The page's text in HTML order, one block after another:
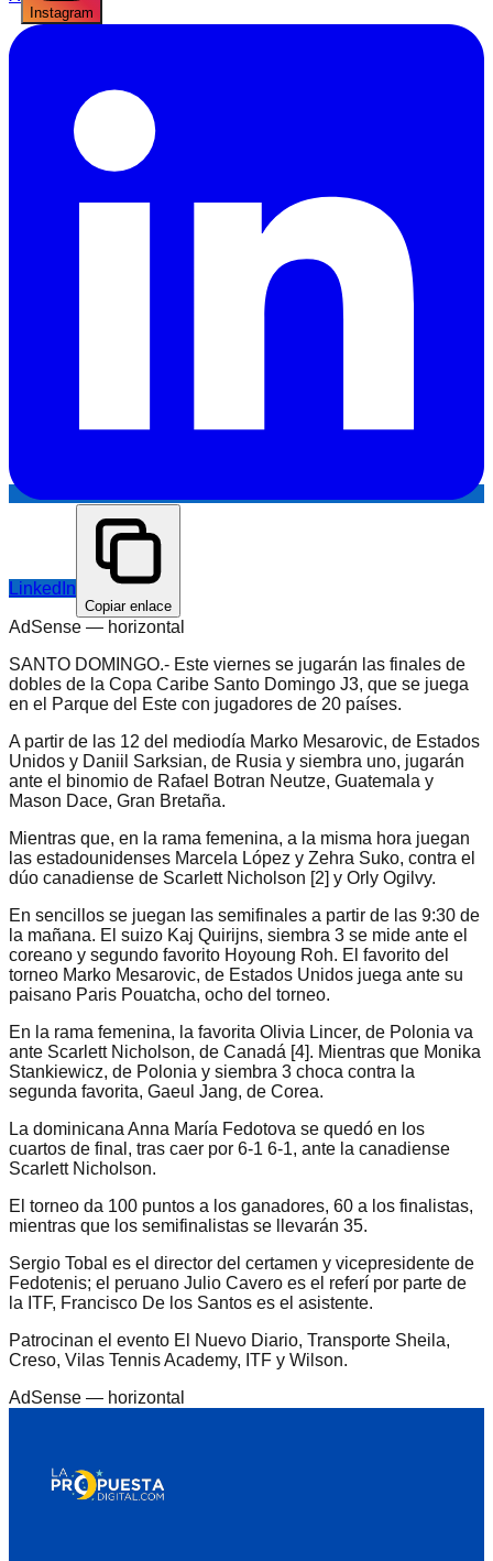
Instagram
LinkedIn
Copiar enlace
AdSense — horizontal
SANTO DOMINGO.- Este viernes se jugarán las finales de
dobles de la Copa Caribe Santo Domingo J3, que se juega
en el Parque del Este con jugadores de 20 países.
A partir de las 12 del mediodía Marko Mesarovic, de Estados
Unidos y Daniil Sarksian, de Rusia y siembra uno, jugarán
ante el binomio de Rafael Botran Neutze, Guatemala y
Mason Dace, Gran Bretaña.
Mientras que, en la rama femenina, a la misma hora juegan
las estadounidenses Marcela López y Zehra Suko, contra el
dúo canadiense de Scarlett Nicholson [2] y Orly Ogilvy.
En sencillos se juegan las semifinales a partir de las 9:30 de
la mañana. El suizo Kaj Quirijns, siembra 3 se mide ante el
coreano y segundo favorito Hoyoung Roh. El favorito del
torneo Marko Mesarovic, de Estados Unidos juega ante su
paisano Paris Pouatcha, ocho del torneo.
En la rama femenina, la favorita Olivia Lincer, de Polonia va
ante Scarlett Nicholson, de Canadá [4]. Mientras que Monika
Stankiewicz, de Polonia y siembra 3 choca contra la
segunda favorita, Gaeul Jang, de Corea.
La dominicana Anna María Fedotova se quedó en los
cuartos de final, tras caer por 6-1 6-1, ante la canadiense
Scarlett Nicholson.
El torneo da 100 puntos a los ganadores, 60 a los finalistas,
mientras que los semifinalistas se llevarán 35.
Sergio Tobal es el director del certamen y vicepresidente de
Fedotenis; el peruano Julio Cavero es el referí por parte de
la ITF, Francisco De los Santos es el asistente.
Patrocinan el evento El Nuevo Diario, Transporte Sheila,
Creso, Vilas Tennis Academy, ITF y Wilson.
AdSense — horizontal